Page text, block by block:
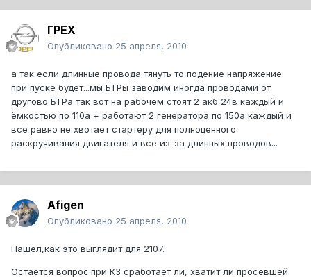
ГРЕХ
Опубликовано 25 апреля, 2010
а так если длинные провода тянуть то подение напряжение
при пуске будет...мы БТРы заводим иногда проводами от
другово БТРа так вот на рабочем стоят 2 акб 24в каждый и
ёмкостью по 110а + работают 2 генератора по 150а каждый и
всё равно не хвотает стартеру для полноценного
раскручивания двигателя и всё из-за длинных проводов...
Afigen
Опубликовано 25 апреля, 2010
Нашёл,как это выглядит для 2107.
Остаётся вопрос:при КЗ сработает ли, хватит ли просевшей